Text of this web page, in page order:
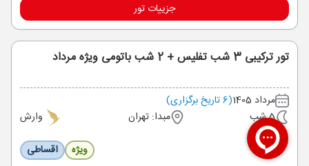
جزییات تور
تور ترکیبی 3 شب تفلیس + 2 شب باتومی ویژه مرداد
مرداد 1405
(6 تاریخ برگزاری)
5 شب
مبدا: تهران
وارش
ویژه
اقساطی